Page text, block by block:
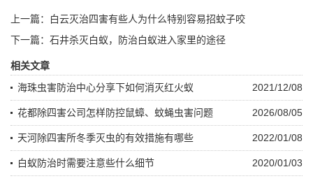
上一篇：
白云灭治四害有些人为什么特别容易招蚊子咬
下一篇： 石井杀灭白蚁，防治白蚁进入家里的途径
相关文章
2021/12/08
海珠虫害防治中心分享下如何消灭红火蚁
2026/08/05
花都除四害公司怎样防控鼠蟑、蚊蝇虫害问题
2022/01/08
天河除四害所冬季灭虫的有效措施有哪些
2020/01/03
白蚁防治时需要注意些什么细节